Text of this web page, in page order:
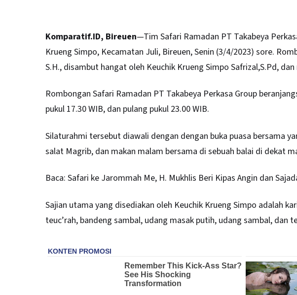
Komparatif.ID, Bireuen—Tim Safari Ramadan PT Takabeya
Krueng Simpo, Kecamatan Juli, Bireuen, Senin (3/4/2023) sore.
S.H., disambut hangat oleh Keuchik Krueng Simpo Safrizal,S.Pd,
Rombongan Safari Ramadan PT Takabeya Perkasa Group
pukul 17.30 WIB, dan pulang pukul 23.00 WIB.
Silaturahmi tersebut diawali dengan dengan buka puasa bersama
salat Magrib, dan makan malam bersama di sebuah balai di dekat
Baca: Safari ke Jarommah Me, H. Mukhlis Beri Kipas Angin dan
Sajian utama yang disediakan oleh Keuchik Krueng Simpo adalah
teuc’rah, bandeng sambal, udang masak putih, udang sambal, dan